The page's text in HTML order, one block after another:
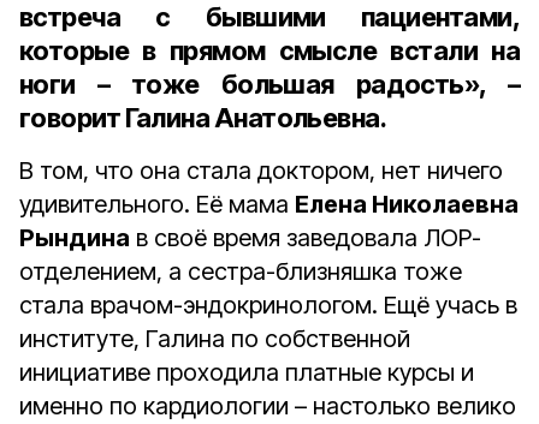
встреча с бывшими пациентами,
которые в прямом смысле встали на
ноги – тоже большая радость», –
говорит Галина Анатольевна.
В том, что она стала доктором, нет ничего
удивительного. Её мама Елена Николаевна
Рындина в своё время заведовала ЛОР-
отделением, а сестра-близняшка тоже
стала врачом-­эндокринологом. Ещё учась в
институте, Галина по собст­венной
инициативе проходила платные курсы и
именно по кардиологии – настолько велико